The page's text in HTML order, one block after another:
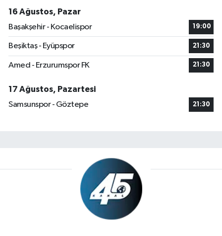
16 Ağustos, Pazar
Başakşehir - Kocaelispor
19:00
Beşiktaş - Eyüpspor 21:30
Amed - Erzurumspor FK 21:30
17 Ağustos, Pazartesi
Samsunspor - Göztepe
21:30